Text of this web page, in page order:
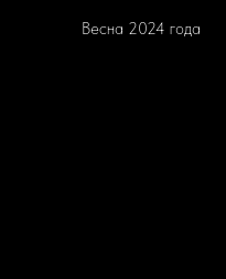
Весна 2024 года